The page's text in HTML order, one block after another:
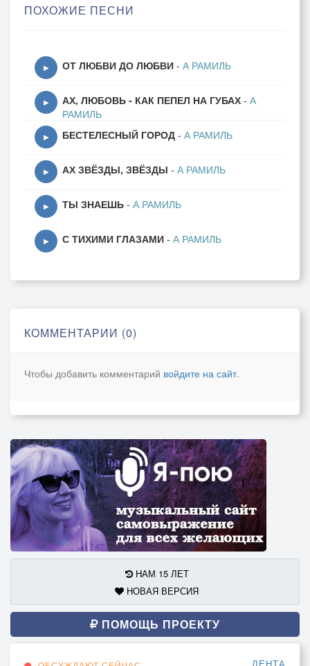
ПОХОЖИЕ ПЕСНИ
▶ ОТ ЛЮБВИ ДО ЛЮБВИ - А РАМИЛЬ
▶ АХ, ЛЮБОВЬ - КАК ПЕПЕЛ НА ГУБАХ - А
РАМИЛЬ
▶ БЕСТЕЛЕСНЫЙ ГОРОД - А РАМИЛЬ
▶ АХ ЗВЁЗДЫ, ЗВЁЗДЫ - А РАМИЛЬ
▶ ТЫ ЗНАЕШЬ - А РАМИЛЬ
▶ С ТИХИМИ ГЛАЗАМИ - А РАМИЛЬ
КОММЕНТАРИИ (0)
Чтобы добавить комментарий войдите на сайт.
НАМ 15 ЛЕТ
НОВАЯ ВЕРСИЯ
ПОМОЩЬ ПРОЕКТУ